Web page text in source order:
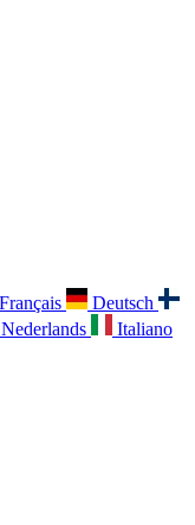
Français
Deutsch
Nederlands Italiano